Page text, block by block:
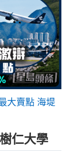
大賣點 海堤
仁大學